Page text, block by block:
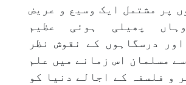
پر مشتمل ایک وسیع و عریض
پھیلی ہوئی عظیم
درسگاہوں کے نقوش نظر
مسلمان اس زمانے میں علم
و فلسفہ کے اجالے دنیا کو